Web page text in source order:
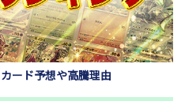
ード予想や高騰理由